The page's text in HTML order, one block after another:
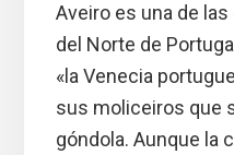
Aveiro es una de
del Norte de
«la Venecia
sus moliceiros que
góndola. Aunque la